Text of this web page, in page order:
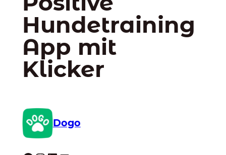
Hundetraining
App mit
Klicker
Dogo